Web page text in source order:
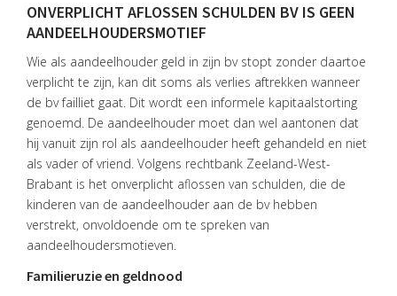
ONVERPLICHT AFLOSSEN SCHULDEN BV IS GEEN
AANDEELHOUDERSMOTIEF
Wie als aandeelhouder geld in zijn bv stopt zonder daartoe
verplicht te zijn, kan dit soms als verlies aftrekken wanneer
de bv failliet gaat. Dit wordt een informele kapitaalstorting
genoemd. De aandeelhouder moet dan wel aantonen dat
hij vanuit zijn rol als aandeelhouder heeft gehandeld en niet
als vader of vriend. Volgens rechtbank Zeeland-West-
Brabant is het onverplicht aflossen van schulden, die de
kinderen van de aandeelhouder aan de bv hebben
verstrekt, onvoldoende om te spreken van
aandeelhoudersmotieven.
Familieruzie en geldnood